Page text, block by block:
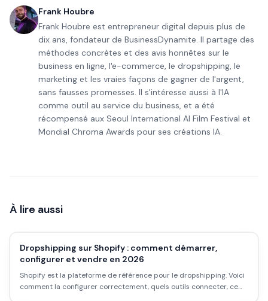
Frank Houbre
Frank Houbre est entrepreneur digital depuis plus de
dix ans, fondateur de BusinessDynamite. Il partage des
méthodes concrètes et des avis honnêtes sur le
business en ligne, l'e-commerce, le dropshipping, le
marketing et les vraies façons de gagner de l'argent,
sans fausses promesses. Il s'intéresse aussi à l'IA
comme outil au service du business, et a été
récompensé aux Seoul International AI Film Festival et
Mondial Chroma Awards pour ses créations IA.
À lire aussi
Dropshipping sur Shopify : comment démarrer,
configurer et vendre en 2026
Shopify est la plateforme de référence pour le dropshipping. Voici
comment la configurer correctement, quels outils connecter, ce